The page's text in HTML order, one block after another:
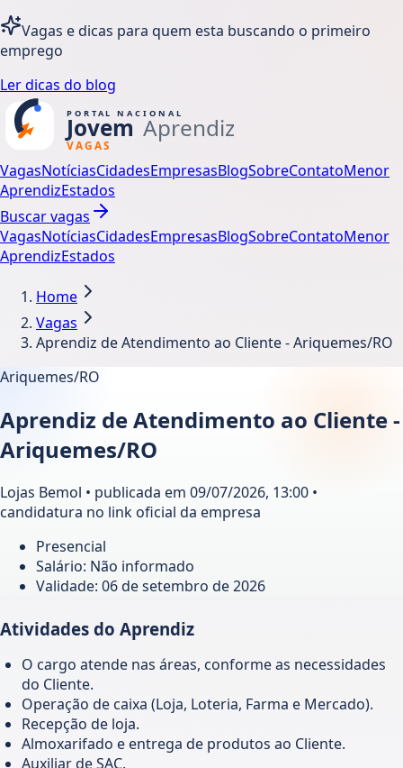
Vagas e dicas para quem esta buscando o primeiro
emprego
Ler dicas do blog
VagasNotíciasCidadesEmpresasBlogSobreContatoMenor
AprendizEstados
Buscar vagas
VagasNotíciasCidadesEmpresasBlogSobreContatoMenor
AprendizEstados
Home
Vagas
Aprendiz de Atendimento ao Cliente - Ariquemes/RO
Ariquemes/RO
Aprendiz de Atendimento ao Cliente -
Ariquemes/RO
Lojas Bemol • publicada em 09/07/2026, 13:00 •
candidatura no link oficial da empresa
Presencial
Salário: Não informado
Validade: 06 de setembro de 2026
Atividades do Aprendiz
O cargo atende nas áreas, conforme as necessidades
do Cliente.
Operação de caixa (Loja, Loteria, Farma e Mercado).
Recepção de loja.
Almoxarifado e entrega de produtos ao Cliente.
Auxiliar de SAC.